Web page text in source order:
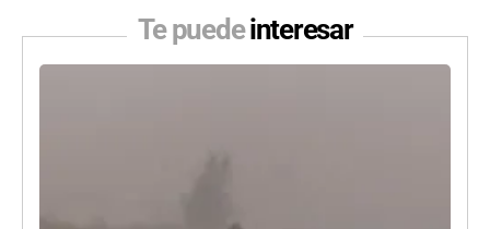
Te puedeinteresar